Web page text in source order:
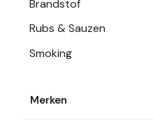
Brandstof
Rubs & Sauzen
Smoking
Merken